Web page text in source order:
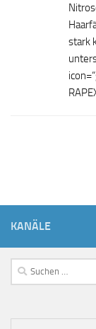
stark
KANÄLE
Suchen
nach: